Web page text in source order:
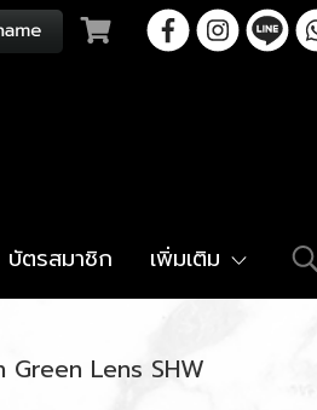
บัตรสมาชิก เพิ่มเติม
Green Lens SHW